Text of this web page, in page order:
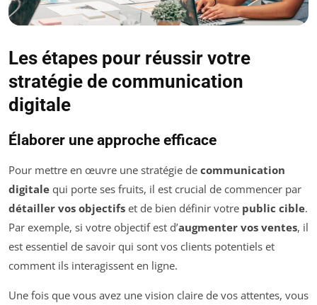
Les étapes pour réussir votre
stratégie de communication
digitale
Élaborer une approche efficace
Pour mettre en œuvre une stratégie de communication
digitale qui porte ses fruits, il est crucial de commencer par
détailler vos objectifs et de bien définir votre public cible.
Par exemple, si votre objectif est d’augmenter vos ventes, il
est essentiel de savoir qui sont vos clients potentiels et
comment ils interagissent en ligne.
Une fois que vous avez une vision claire de vos attentes, vous